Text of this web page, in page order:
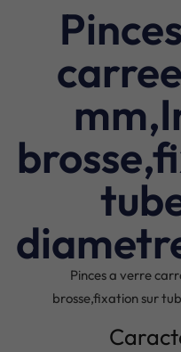
Pinces a verre
brosse,fixation sur